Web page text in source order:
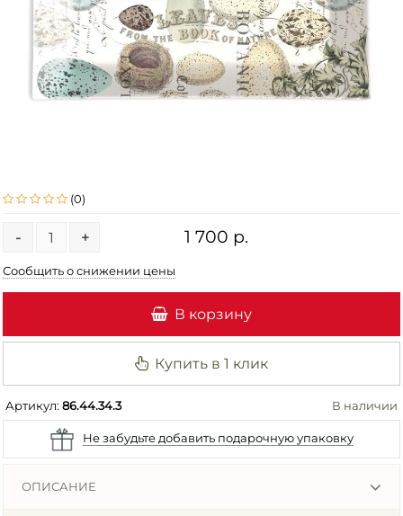
(0)
- + 1 700 р.
Сообщить о снижении цены
В корзину
Купить в 1 клик
Артикул:86.44.34.3 В наличии
Не забудьте добавить подарочную упаковку
ОПИСАНИЕ